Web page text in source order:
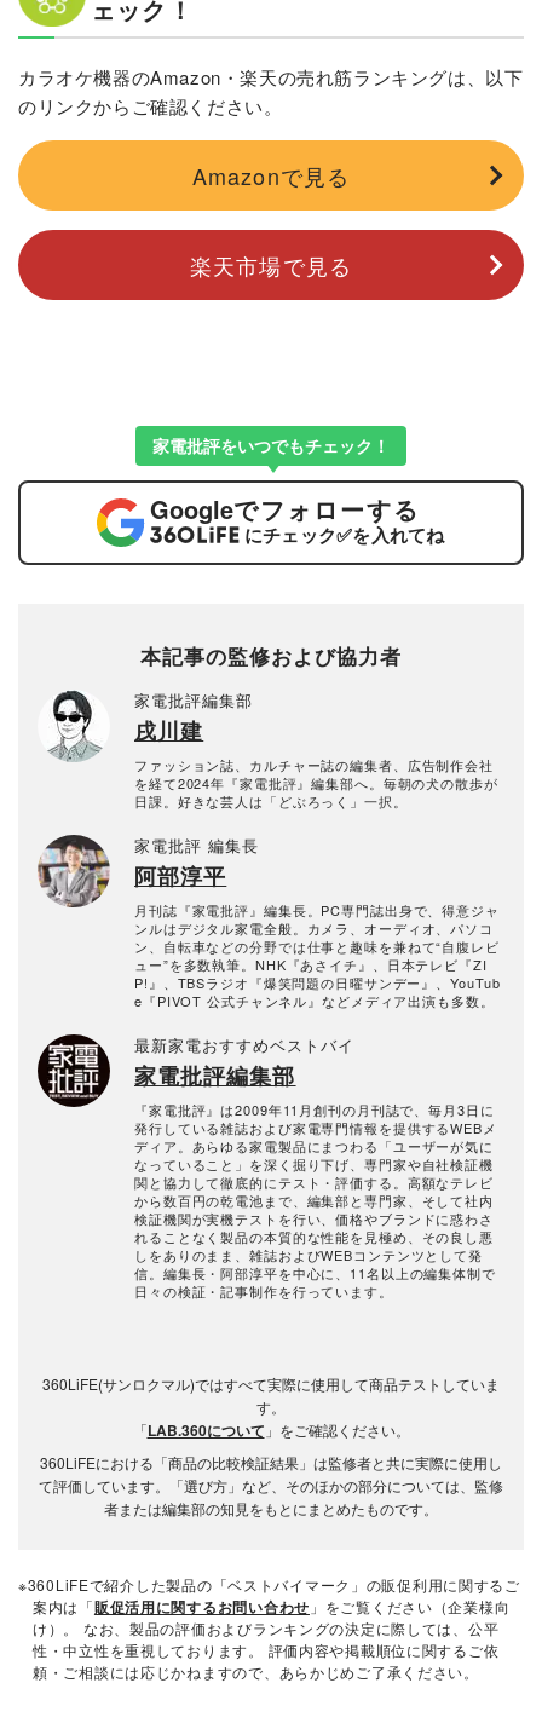
ェック！
カラオケ機器のAmazon・楽天の売れ筋ランキングは、以下
のリンクからご確認ください。
Amazonで見る
楽天市場で見る
家電批評をいつでもチェック！
Googleでフォローする
にチェック✅を入れてね
本記事の監修および協力者
家電批評編集部
戌川建
ファッション誌、カルチャー誌の編集者、広告制作会社
を経て2024年『家電批評』編集部へ。毎朝の犬の散歩が
日課。好きな芸人は「どぶろっく」一択。
家電批評 編集長
阿部淳平
月刊誌『家電批評』編集長。PC専門誌出身で、得意ジャ
ンルはデジタル家電全般。カメラ、オーディオ、パソコ
ン、自転車などの分野では仕事と趣味を兼ねて“自腹レビ
ュー”を多数執筆。NHK『あさイチ』、日本テレビ『ZI
P!』、TBSラジオ『爆笑問題の日曜サンデー』、YouTub
e『PIVOT 公式チャンネル』などメディア出演も多数。
最新家電おすすめベストバイ
家電批評編集部
『家電批評』は2009年11月創刊の月刊誌で、毎月3日に
発行している雑誌および家電専門情報を提供するWEBメ
ディア。あらゆる家電製品にまつわる「ユーザーが気に
なっていること」を深く掘り下げ、専門家や自社検証機
関と協力して徹底的にテスト・評価する。高額なテレビ
から数百円の乾電池まで、編集部と専門家、そして社内
検証機関が実機テストを行い、価格やブランドに惑わさ
れることなく製品の本質的な性能を見極め、その良し悪
しをありのまま、雑誌およびWEBコンテンツとして発
信。編集長・阿部淳平を中心に、11名以上の編集体制で
日々の検証・記事制作を行っています。
360LiFE(サンロクマル)ではすべて実際に使用して商品テストしていま
す。
「LAB.360について 」をご確認ください。
360LiFEにおける「商品の比較検証結果」は監修者と共に実際に使用し
て評価しています。「選び方」など、そのほかの部分については、監修
者または編集部の知見をもとにまとめたものです。
※360LiFEで紹介した製品の「ベストバイマーク」の販促利用に関するご
案内は「販促活用に関するお問い合わせ 」をご覧ください（企業様向
け）。 なお、製品の評価およびランキングの決定に際しては、公平
性・中立性を重視しております。 評価内容や掲載順位に関するご依
頼・ご相談には応じかねますので、あらかじめご了承ください。